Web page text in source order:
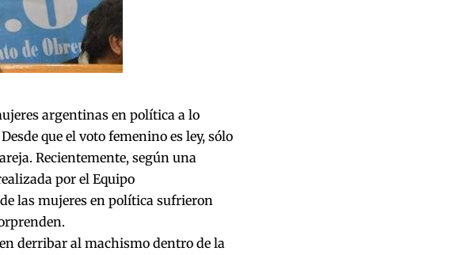
argentinas en política a lo
que el voto femenino es ley, sólo
Recientemente, según una
por el Equipo
las mujeres en política sufrieron
derribar al machismo dentro de la